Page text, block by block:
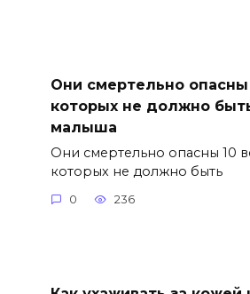
Они смертельно
которых не должно
малыша
Они смертельно опасны 10
которых не должно быть
0 236